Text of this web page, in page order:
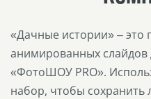
«Дачные истории» – это
анимированных слайдов
«ФотоШОУ PRO».
набор, чтобы сохранить